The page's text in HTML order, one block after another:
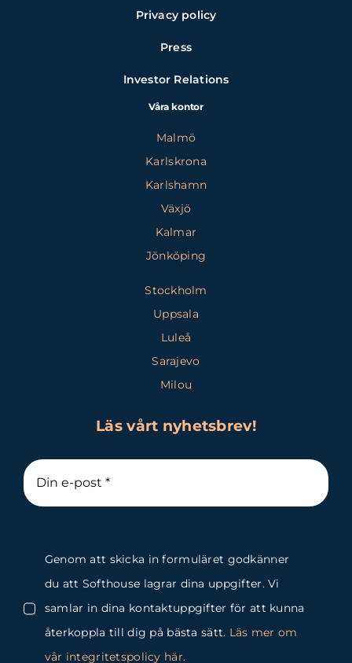
Privacy policy
Press
Investor Relations
Våra kontor
Malmö
Karlskrona
Karlshamn
Växjö
Kalmar
Jönköping
Stockholm
Uppsala
Luleå
Sarajevo
Milou
Läs vårt nyhetsbrev!
Genom att skicka in formuläret godkänner
du att Softhouse lagrar dina uppgifter. Vi
samlar in dina kontaktuppgifter för att kunna
återkoppla till dig på bästa sätt. Läs mer om
vår integritetspolicy här.